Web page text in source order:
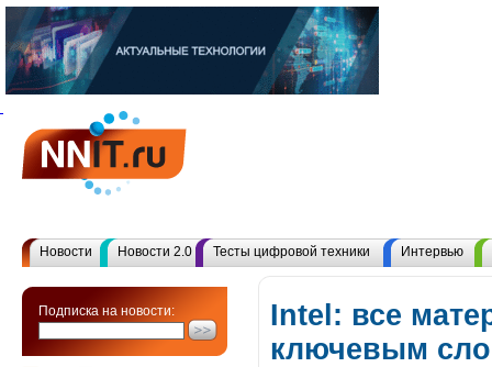
Новости Новости 2.0 Тесты цифровой техники Интервью
Подписка на новости:
Intel: все
ключевым